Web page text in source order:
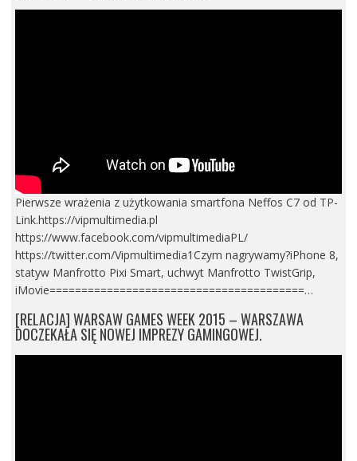
Pierwsze wrażenia z użytkowania smartfona Neffos C7 od TP-
Link.https://vipmultimedia.pl
https://www.facebook.com/vipmultimediaPL/
https://twitter.com/Vipmultimedia1Czym nagrywamy?iPhone 8,
statyw Manfrotto Pixi Smart, uchwyt Manfrotto TwistGrip,
iMovie========================================…
[RELACJA] WARSAW GAMES WEEK 2015 – WARSZAWA
DOCZEKAŁA SIĘ NOWEJ IMPREZY GAMINGOWEJ.